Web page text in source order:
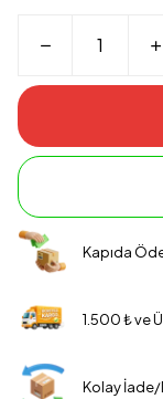
Kapıda
1.500 ₺ ve
Kolay İade/